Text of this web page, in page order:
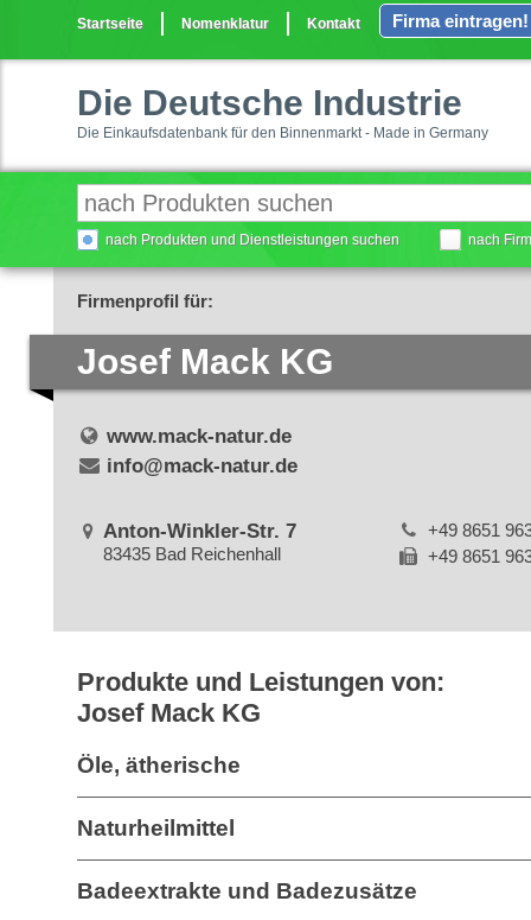
Startseite Nomenklatur Kontakt Firma eintragen!
Die Deutsche Industrie
Die Einkaufsdatenbank für den Binnenmarkt - Made in Germany
nach Produkten und Dienstleistungen suchen nach
Firmenprofil für:
Josef Mack KG
www.mack-natur.de
info@mack-natur.de
Anton-Winkler-Str. 7
83435 Bad Reichenhall
+49 8651
+49 8651
Produkte und Leistungen von:
Josef Mack KG
Öle, ätherische
Naturheilmittel
Badeextrakte und Badezusätze